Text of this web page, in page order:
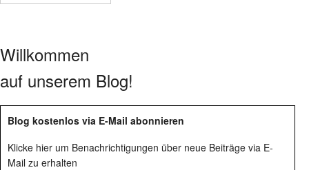
Willkommen
auf unserem Blog!
Blog kostenlos via E-Mail abonnieren
Klicke hier um Benachrichtigungen über neue Beiträge via E-
Mail zu erhalten